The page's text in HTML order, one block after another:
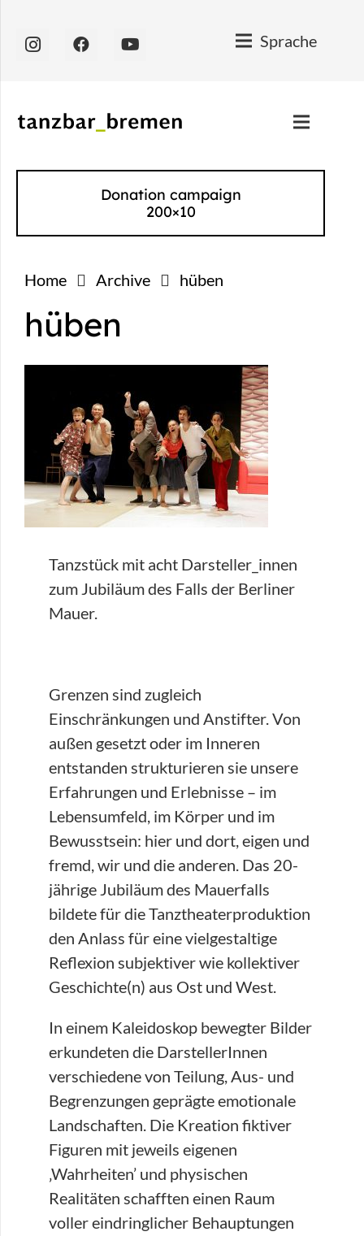
Sprache
Donation campaign
200×10
Home Archive hüben
hüben
Tanzstück mit acht Darsteller_innen
zum Jubiläum des Falls der Berliner
Mauer.
Grenzen sind zugleich
Einschränkungen und Anstifter. Von
außen gesetzt oder im Inneren
entstanden strukturieren sie unsere
Erfahrungen und Erlebnisse – im
Lebensumfeld, im Körper und im
Bewusstsein: hier und dort, eigen und
fremd, wir und die anderen. Das 20-
jährige Jubiläum des Mauerfalls
bildete für die Tanztheaterproduktion
den Anlass für eine vielgestaltige
Reflexion subjektiver wie kollektiver
Geschichte(n) aus Ost und West.
In einem Kaleidoskop bewegter Bilder
erkundeten die DarstellerInnen
verschiedene von Teilung, Aus- und
Begrenzungen geprägte emotionale
Landschaften. Die Kreation fiktiver
Figuren mit jeweils eigenen
‚Wahrheiten’ und physischen
Realitäten schafften einen Raum
voller eindringlicher Behauptungen